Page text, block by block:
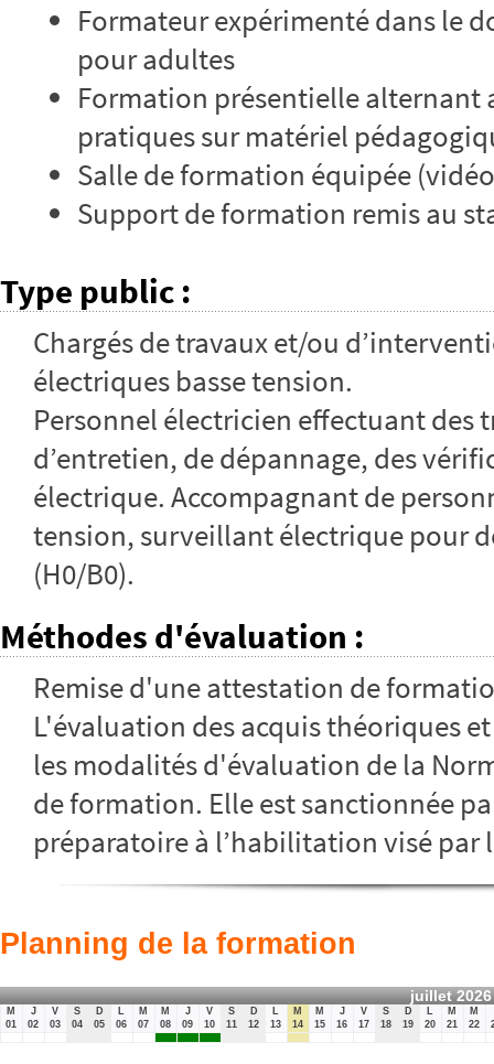
Formateur expérimenté dans le
pour adultes
Formation présentielle alternant
pratiques sur matériel
Salle de formation équipée
Support de formation remis au
Type public :
Chargés de travaux et/ou
électriques basse tension.
Personnel électricien effectuant des
d’entretien, de dépannage, des
électrique. Accompagnant de
tension, surveillant électrique pour
(H0/B0).
Méthodes d'évaluation :
Remise d'une attestation de
L'évaluation des acquis théoriques
les modalités d'évaluation de la
de formation. Elle est sanctionnée
préparatoire à l’habilitation visé par
Planning de la formation
juillet 2026
M
01
J
02
V
03
S
04
D
05
06
M
07
M
08
J
09
V
10
S
11
D
12
13
M
14
M
15
J
16
V
17
S
18
D
19
20
M
21
M
22